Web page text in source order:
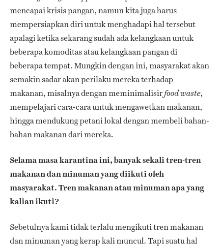
mencapai krisis pangan, namun kita juga harus
mempersiapkan diri untuk menghadapi hal tersebut
apalagi ketika sekarang sudah ada kelangkaan untuk
beberapa komoditas atau kelangkaan pangan di
beberapa tempat. Mungkin dengan ini, masyarakat akan
semakin sadar akan perilaku mereka terhadap
makanan, misalnya dengan meminimalisir food waste,
mempelajari cara-cara untuk mengawetkan makanan,
hingga mendukung petani lokal dengan membeli bahan-
bahan makanan dari mereka.
Selama masa karantina ini, banyak sekali tren-tren
makanan dan minuman yang diikuti oleh
masyarakat. Tren makanan atau minuman apa yang
kalian ikuti?
Sebetulnya kami tidak terlalu mengikuti tren makanan
dan minuman yang kerap kali muncul. Tapi suatu hal